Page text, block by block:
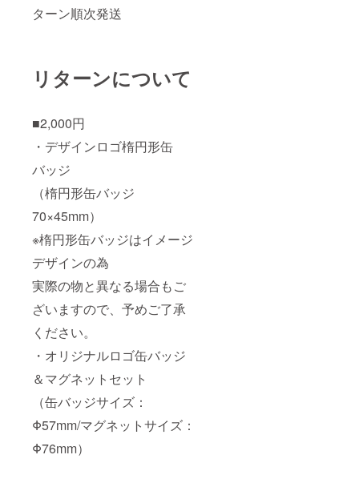
ターン順次発送
リターンについて
■2,000円
・デザインロゴ楕円形缶
バッジ
（楕円形缶バッジ
70×45mm）
※楕円形缶バッジはイメージ
デザインの為
実際の物と異なる場合もご
ざいますので、予めご了承
ください。
・オリジナルロゴ缶バッジ
＆マグネットセット
（缶バッジサイズ：
Φ57mm/マグネットサイズ：
Φ76mm）